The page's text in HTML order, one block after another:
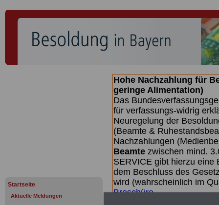
Startseite
Aktuelle Meldungen
Hohe Nachzahlung für
geringe Alimentation)
Das
für verfassungs-widrig
Neuregelung der
(Beamte &
Nachzahlungen
Beamte zwischen mind.
SERVICE gibt hierzu eine
dem Beschluss des
wird (wahrscheinlich im
Broschüre.